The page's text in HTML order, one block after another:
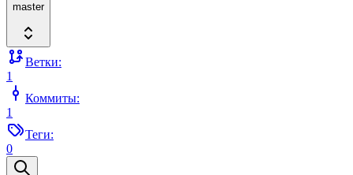
master
Ветки:
1
Коммиты:
1
Теги:
0